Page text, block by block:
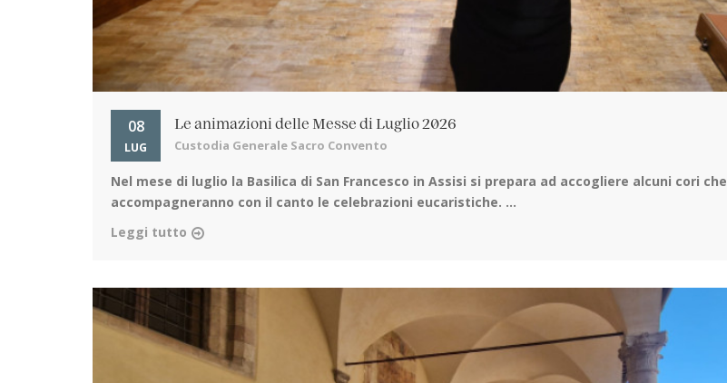
08
LUG
Le animazioni delle Messe di Luglio 2026
Custodia Generale Sacro Convento
Nel mese di luglio la Basilica di San Francesco in Assisi si prepara ad accogliere alcuni cori che
accompagneranno con il canto le celebrazioni eucaristiche. ...
Leggi tutto